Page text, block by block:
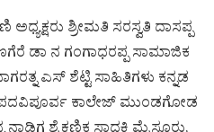
ಶ್ರೀಮತಿ ಸರಸ್ವತಿ ದಾಸಪ್ಪ
ಡಾ ನ ಗಂಗಾಧರಪ್ಪ ಸಾಮಾಜಿಕ
ಎಸ್ ಶೆಟ್ಟಿ ಸಾಹಿತಿಗಳು ಕನ್ನಡ
ಕಾಲೇಜ್ ಮುಂಡಗೋಡ